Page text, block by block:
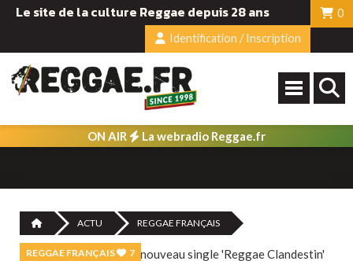
Le site de la culture Reggae depuis 28 ans
0
Identification / Inscription
ON AIR La webradio Reggae.fr
ACTU REGGAE FRANÇAIS
REGGAE FRANÇAIS 7